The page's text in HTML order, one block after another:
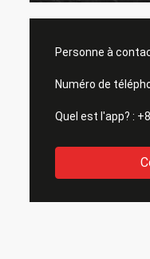
Personne à
Numéro de
Quel est l'app? :